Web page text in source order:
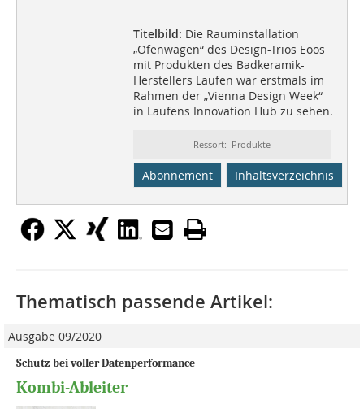
Titelbild: Die Rauminstallation
„Ofenwagen“ des Design-Trios Eoos
mit Produkten des Badkeramik-
Herstellers Laufen war erstmals im
Rahmen der „Vienna Design Week“
in Laufens Innovation Hub zu sehen.
Ressort: Produkte
Abonnement Inhaltsverzeichnis
Thematisch passende Artikel:
Ausgabe 09/2020
Schutz bei voller Datenperformance
Kombi-Ableiter